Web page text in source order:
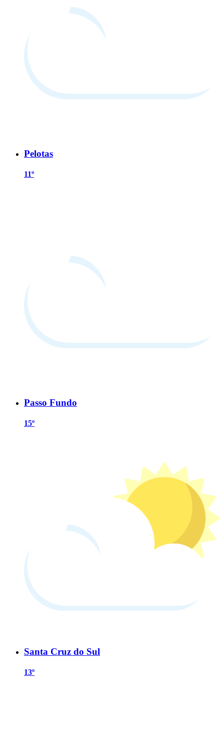
Pelotas
11º
Passo Fundo
15º
Santa Cruz do Sul
13º